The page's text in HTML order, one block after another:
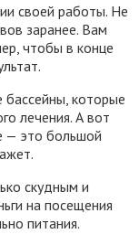
своей работы. Не
заранее. Вам
чтобы в конце
.
бассейны которые
лечения. А вот
— это большой
.
скудным и
на посещения
питания.